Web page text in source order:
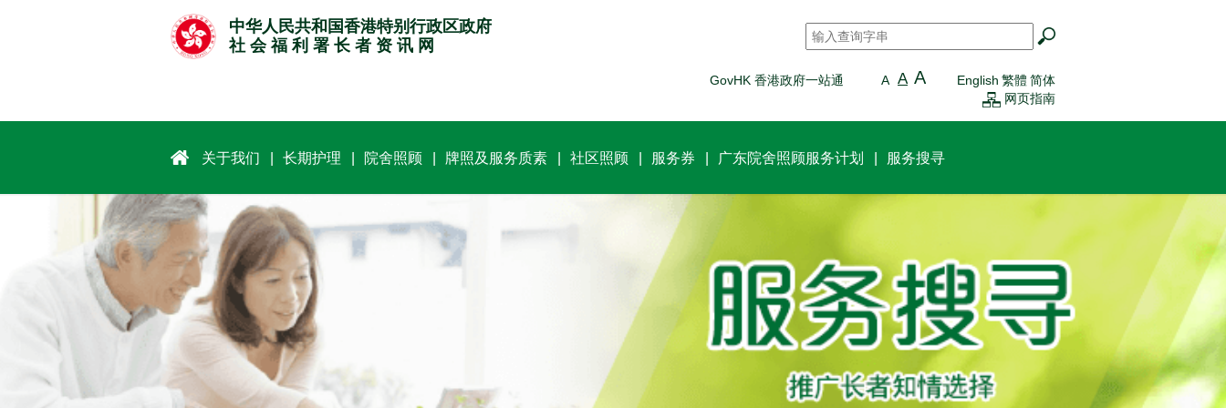
中华人民共和国香港特别行政区政府
社 会 福 利 署 长 者 资 讯 网
搜寻 *
GovHK 香港政府一站通 A A A English 繁體 简体
网页指南
关于我们 长期护理 院舍照顾 牌照及服务质素 社区照顾 服务券 广东院舍照顾服务计划 服务搜寻